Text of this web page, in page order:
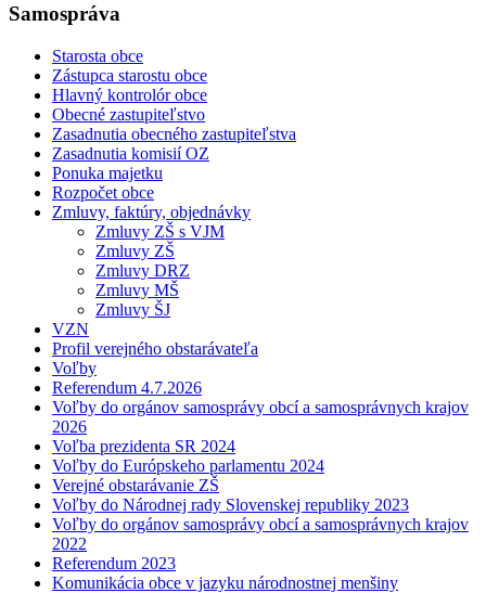
Samospráva
Starosta obce
Zástupca starostu obce
Hlavný kontrolór obce
Obecné zastupiteľstvo
Zasadnutia obecného zastupiteľstva
Zasadnutia komisií OZ
Ponuka majetku
Rozpočet obce
Zmluvy, faktúry, objednávky
Zmluvy ZŠ s VJM
Zmluvy ZŠ
Zmluvy DRZ
Zmluvy MŠ
Zmluvy ŠJ
VZN
Profil verejného obstarávateľa
Voľby
Referendum 4.7.2026
Voľby do orgánov samosprávy obcí a samosprávnych krajov
2026
Voľba prezidenta SR 2024
Voľby do Európskeho parlamentu 2024
Verejné obstarávanie ZŠ
Voľby do Národnej rady Slovenskej republiky 2023
Voľby do orgánov samosprávy obcí a samosprávnych krajov
2022
Referendum 2023
Komunikácia obce v jazyku národnostnej menšiny